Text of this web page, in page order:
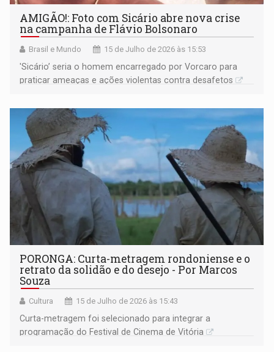
AMIGÃO!: Foto com Sicário abre nova crise
na campanha de Flávio Bolsonaro
Brasil e Mundo 15 de Julho de 2026 às 15:53
'Sicário’ seria o homem encarregado por Vorcaro para
praticar ameaças e ações violentas contra desafetos
PORONGA: Curta-metragem rondoniense e o
retrato da solidão e do desejo - Por Marcos
Souza
Cultura 15 de Julho de 2026 às 15:43
Curta-metragem foi selecionado para integrar a
programação do Festival de Cinema de Vitória